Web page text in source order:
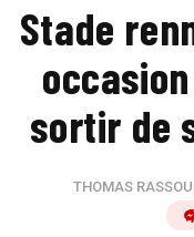
Stade
sortir de
THOMAS